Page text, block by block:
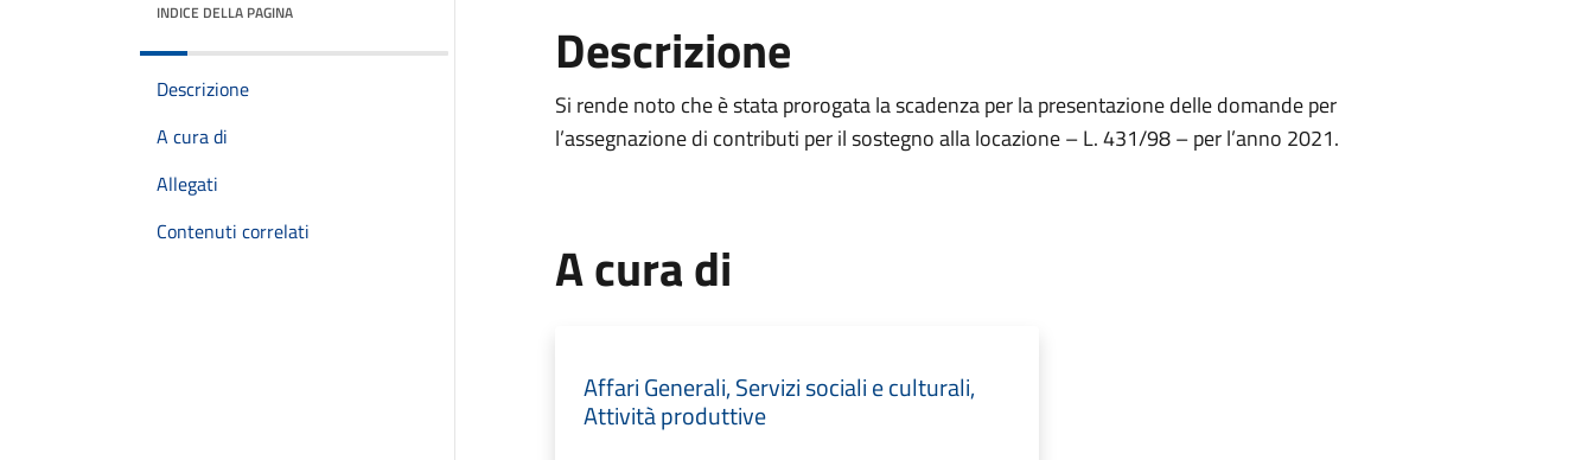
INDICE DELLA PAGINA
Descrizione
A cura di
Allegati
Contenuti correlati
Descrizione
Si rende noto che è stata prorogata la scadenza per la presentazione delle domande per
l’assegnazione di contributi per il sostegno alla locazione – L. 431/98 – per l’anno 2021.
A cura di
Affari Generali, Servizi sociali e culturali,
Attività produttive